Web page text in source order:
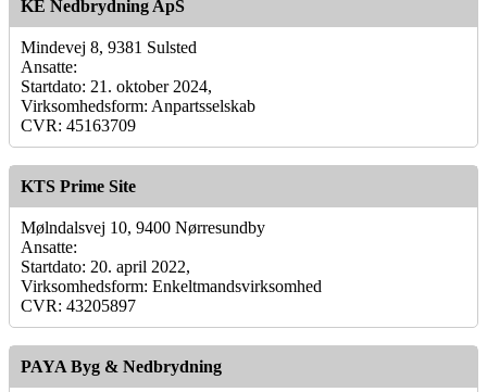
KE Nedbrydning ApS
Mindevej 8, 9381 Sulsted
Ansatte:
Startdato: 21. oktober 2024,
Virksomhedsform: Anpartsselskab
CVR: 45163709
KTS Prime Site
Mølndalsvej 10, 9400 Nørresundby
Ansatte:
Startdato: 20. april 2022,
Virksomhedsform: Enkeltmandsvirksomhed
CVR: 43205897
PAYA Byg & Nedbrydning